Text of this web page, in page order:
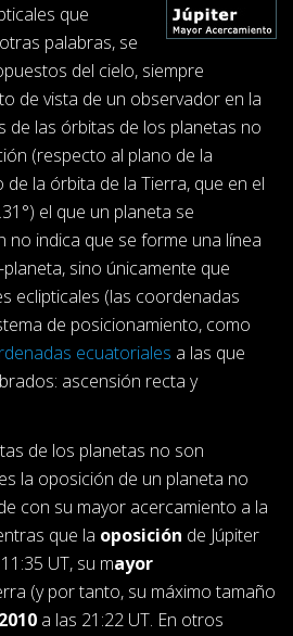
que
palabras, se
del cielo, siempre
de vista de un observador en la
de las órbitas de los planetas no
(respecto al plano de la
de la órbita de la Tierra, que en el
el que un planeta se
no indica que se forme una línea
sino únicamente que
eclipticales (las coordenadas
de posicionamiento, como
ecuatoriales a las que
ascensión recta y
de los planetas no son
la oposición de un planeta no
con su mayor acercamiento a la
que la oposición de Júpiter
UT, su mayor
(y por tanto, su máximo tamaño
a las 21:22 UT. En otros